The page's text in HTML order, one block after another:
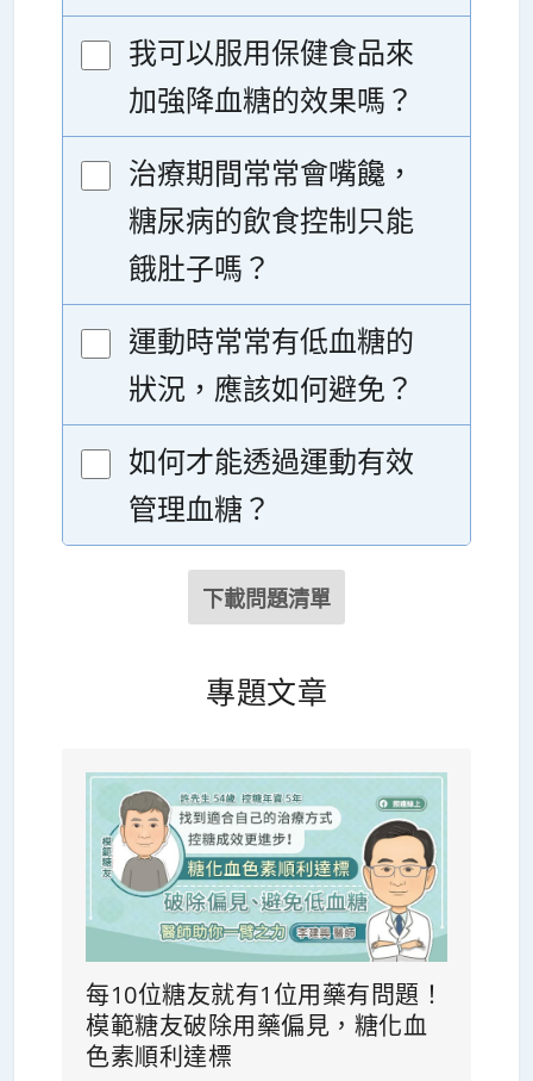
我可以服用保健食品來
加強降血糖的效果嗎？
治療期間常常會嘴饞，
糖尿病的飲食控制只能
餓肚子嗎？
運動時常常有低血糖的
狀況，應該如何避免？
如何才能透過運動有效
管理血糖？
下載問題清單
專題文章
每10位糖友就有1位用藥有問題！
模範糖友破除用藥偏見，糖化血
色素順利達標